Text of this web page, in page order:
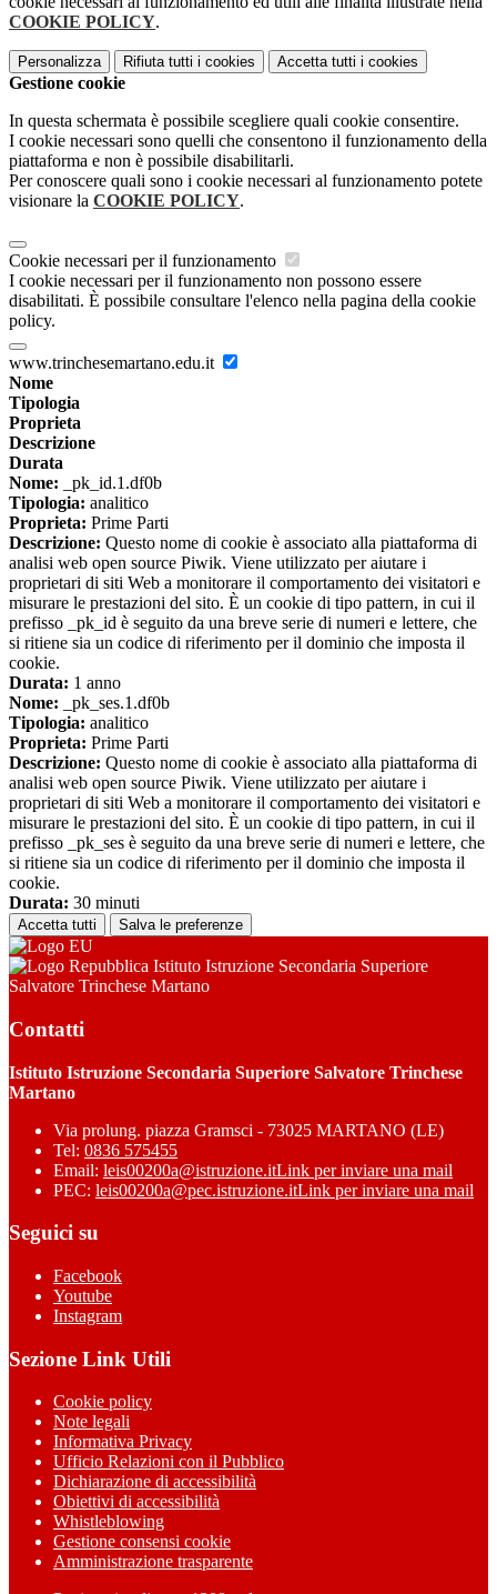
COOKIE POLICY.
Personalizza Rifiuta tutti i cookies Accetta tutti i cookies
Gestione cookie
In questa schermata è possibile scegliere quali cookie consentire.
I cookie necessari sono quelli che consentono il funzionamento della
piattaforma e non è possibile disabilitarli.
Per conoscere quali sono i cookie necessari al funzionamento potete
visionare la COOKIE POLICY.
Cookie necessari per il funzionamento
I cookie necessari per il funzionamento non possono essere
disabilitati. È possibile consultare l'elenco nella pagina della cookie
policy.
www.trinchesemartano.edu.it
Nome
Tipologia
Proprieta
Descrizione
Durata
Nome: _pk_id.1.df0b
Tipologia: analitico
Proprieta: Prime Parti
Descrizione: Questo nome di cookie è associato alla piattaforma di
analisi web open source Piwik. Viene utilizzato per aiutare i
proprietari di siti Web a monitorare il comportamento dei visitatori e
misurare le prestazioni del sito. È un cookie di tipo pattern, in cui il
prefisso _pk_id è seguito da una breve serie di numeri e lettere, che
si ritiene sia un codice di riferimento per il dominio che imposta il
cookie.
Durata: 1 anno
Nome: _pk_ses.1.df0b
Tipologia: analitico
Proprieta: Prime Parti
Descrizione: Questo nome di cookie è associato alla piattaforma di
analisi web open source Piwik. Viene utilizzato per aiutare i
proprietari di siti Web a monitorare il comportamento dei visitatori e
misurare le prestazioni del sito. È un cookie di tipo pattern, in cui il
prefisso _pk_ses è seguito da una breve serie di numeri e lettere, che
si ritiene sia un codice di riferimento per il dominio che imposta il
cookie.
Durata: 30 minuti
Accetta tutti Salva le preferenze
Istituto Istruzione Secondaria Superiore
Salvatore Trinchese Martano
Contatti
Istituto Istruzione Secondaria Superiore Salvatore Trinchese
Martano
Via prolung. piazza Gramsci - 73025 MARTANO (LE)
Tel: 0836 575455
Email: leis00200a@istruzione.itLink per inviare una mail
PEC: leis00200a@pec.istruzione.itLink per inviare una mail
Seguici su
Facebook
Youtube
Instagram
Sezione Link Utili
Cookie policy
Note legali
Informativa Privacy
Ufficio Relazioni con il Pubblico
Dichiarazione di accessibilità
Obiettivi di accessibilità
Whistleblowing
Gestione consensi cookie
Amministrazione trasparente